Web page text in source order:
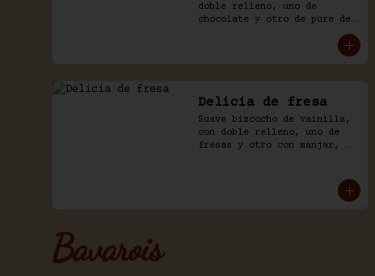
doble relleno, uno de
chocolate y otro de pure de
lúcuma. Baño naked de crema
Delicia de fresa
Suave bizcocho de vainilla,
con doble relleno, uno de
fresas y otro con manjar,
Bavarois